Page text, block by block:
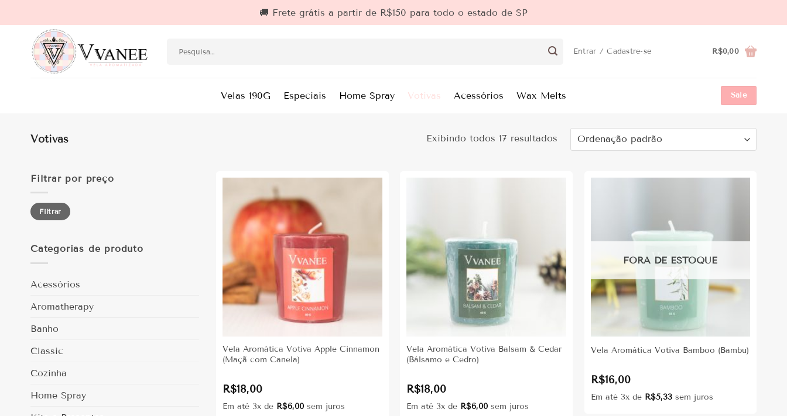
🚚 Frete grátis a partir de R$150 para todo o estado de SP
Entrar / Cadastre-se R$0,00
Velas 190G Especiais Home Spray Votivas Acessórios Wax Melts Sale
Votivas Exibindo todos 17 resultados
Filtrar por preço
Preço
mínimo
Preço
máximo
Filtrar
Categorias de produto
Acessórios
Aromatherapy
Banho
Classic
Cozinha
Home Spray
Vela Aromática Votiva Apple Cinnamon
(Maçã com Canela)
R$18,00
Em até 3x de R$6,00 sem juros
Vela Aromática Votiva Balsam & Cedar
(Bálsamo e Cedro)
R$18,00
Em até 3x de R$6,00 sem juros
FORA DE ESTOQUE
Vela Aromática Votiva Bamboo (Bambu)
R$16,00
Em até 3x de R$5,33sem juros